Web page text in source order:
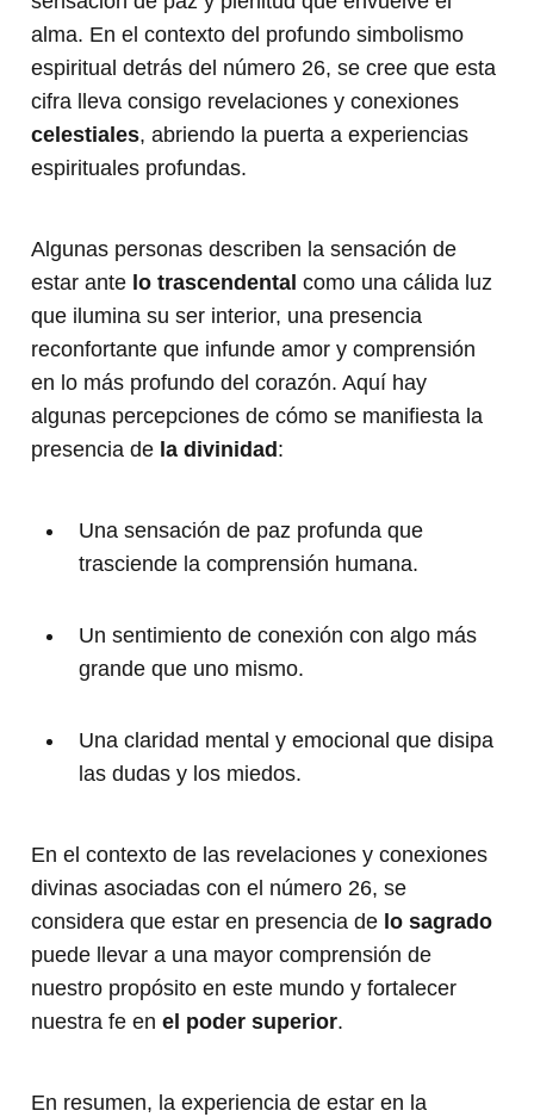
alma. En el contexto del profundo simbolismo
espiritual detrás del número 26, se cree que esta
cifra lleva consigo revelaciones y conexiones
celestiales, abriendo la puerta a experiencias
espirituales profundas.
Algunas personas describen la sensación de
estar ante lo trascendental como una cálida luz
que ilumina su ser interior, una presencia
reconfortante que infunde amor y comprensión
en lo más profundo del corazón. Aquí hay
algunas percepciones de cómo se manifiesta la
presencia de la divinidad:
Una sensación de paz profunda que
trasciende la comprensión humana.
Un sentimiento de conexión con algo más
grande que uno mismo.
Una claridad mental y emocional que disipa
las dudas y los miedos.
En el contexto de las revelaciones y conexiones
divinas asociadas con el número 26, se
considera que estar en presencia de lo sagrado
puede llevar a una mayor comprensión de
nuestro propósito en este mundo y fortalecer
nuestra fe en el poder superior.
En resumen, la experiencia de estar en la